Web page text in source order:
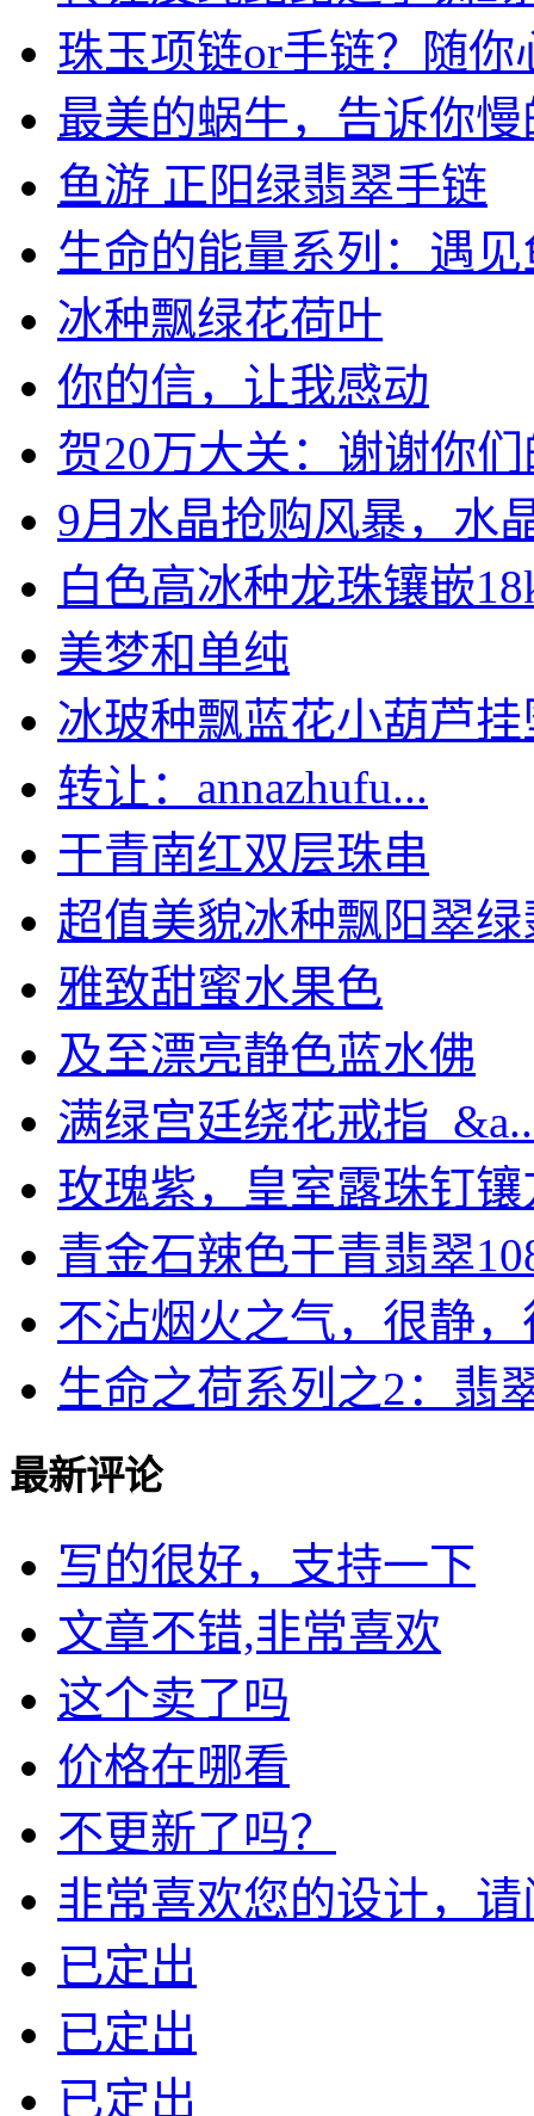
珠玉项链or手链？随你
最美的蜗牛，告诉你慢
鱼游 正阳绿翡翠手链
生命的能量系列：遇见
冰种飘绿花荷叶
你的信，让我感动
贺20万大关：谢谢你们
9月水晶抢购风暴，水
白色高冰种龙珠镶嵌
美梦和单纯
冰玻种飘蓝花小葫芦挂
转让：annazhufu...
干青南红双层珠串
超值美貌冰种飘阳翠绿
雅致甜蜜水果色
及至漂亮静色蓝水佛
满绿宫廷绕花戒指
玫瑰紫，皇室露珠钉镶
青金石辣色干青翡翠
不沾烟火之气，很静，
生命之荷系列之2：翡
最新评论
写的很好，支持一下
文章不错,非常喜欢
这个卖了吗
价格在哪看
不更新了吗？
非常喜欢您的设计，请
已定出
已定出
已定出